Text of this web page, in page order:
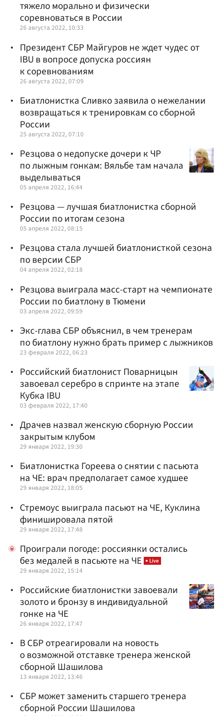
тяжело морально и физически
соревноваться в России
26 августа 2022, 10:33
Президент СБР Майгуров не ждет чудес от
IBU в вопросе допуска россиян
к соревнованиям
26 августа 2022, 07:09
Биатлонистка Сливко заявила о нежелании
возвращаться к тренировкам со сборной
России
25 августа 2022, 07:10
Резцова о недопуске дочери к ЧР
по лыжным гонкам: Вяльбе там начала
выделываться
05 апреля 2022, 16:44
Резцова — лучшая биатлонистка сборной
России по итогам сезона
05 апреля 2022, 08:15
Резцова стала лучшей биатлонисткой сезона
по версии СБР
04 апреля 2022, 02:18
Резцова выиграла масс-старт на чемпионате
России по биатлону в Тюмени
03 апреля 2022, 09:59
Экс-глава СБР объяснил, в чем тренерам
по биатлону нужно брать пример с лыжников
23 февраля 2022, 06:23
Российский биатлонист Поварницын
завоевал серебро в спринте на этапе
Кубка IBU
03 февраля 2022, 17:40
Драчев назвал женскую сборную России
закрытым клубом
29 января 2022, 19:30
Биатлонистка Гореева о снятии с пасьюта
на ЧЕ: врач предполагает самое худшее
29 января 2022, 18:05
Стремоус выиграла пасьют на ЧЕ, Куклина
финишировала пятой
29 января 2022, 17:48
Проиграли погоде: россиянки остались
без медалей в пасьюте на ЧЕ
29 января 2022, 15:14
Российские биатлонистки завоевали
золото и бронзу в индивидуальной
гонке на ЧЕ
26 января 2022, 17:47
В СБР отреагировали на новость
о возможной отставке тренера женской
сборной Шашилова
13 января 2022, 13:46
СБР может заменить старшего тренера
сборной России Шашилова